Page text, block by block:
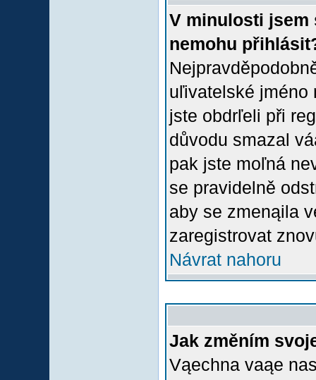
V minulosti jsem
nemohu
uľivatelské jméno
jste obdrľeli při
důvodu smazal
pak jste moľná
se pravidelně
aby se zmenąila
zaregistrovat
Návrat nahoru
Jak změním
Vąechna vaąe